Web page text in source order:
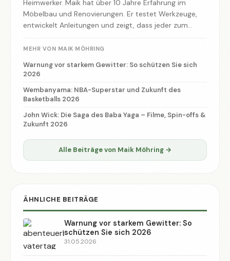
Heimwerker. Maik hat über 10 Jahre Erfahrung im
Möbelbau und Renovierungen. Er testet Werkzeuge,
entwickelt Anleitungen und zeigt, dass jeder zum
MEHR VON MAIK MÖHRING
Warnung vor starkem Gewitter: So schützen Sie sich
2026
Wembanyama: NBA-Superstar und Zukunft des
Basketballs 2026
John Wick: Die Saga des Baba Yaga – Filme, Spin-offs &
Zukunft 2026
Alle Beiträge von Maik Möhring →
ÄHNLICHE BEITRÄGE
Warnung vor starkem Gewitter: So
schützen Sie sich 2026
31.05.2026